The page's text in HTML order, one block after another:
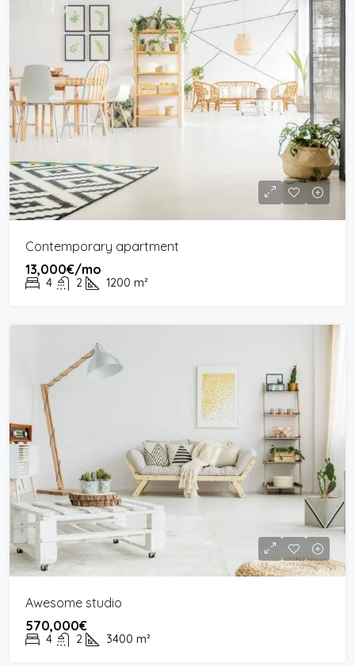
Contemporary apartment
13,000€/mo
4 2 1200 m²
Awesome studio
570,000€
4 2 3400 m²